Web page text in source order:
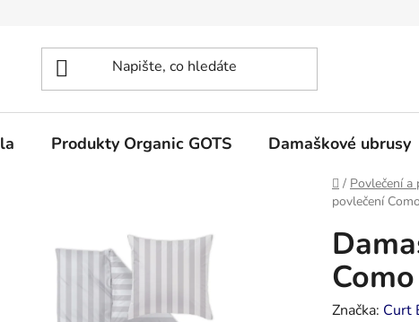
Produkty Organic GOTS Damaškové ubrusy
Domů
/ Povlečení a
povlečení
Značka: Curt